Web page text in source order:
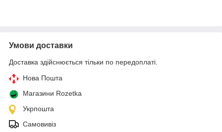
Умови доставки
Доставка здійснюється тільки по передоплаті.
Нова Пошта
Магазини Rozetka
Укрпошта
Самовивіз